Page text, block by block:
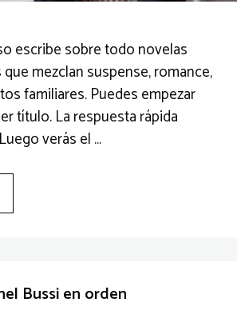
escribe sobre todo novelas
mezclan suspense, romance,
familiares. Puedes empezar
título. La respuesta rápida
verás el …
Bussi en orden